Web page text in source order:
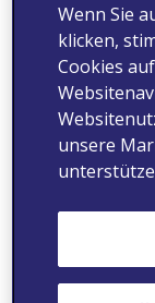
Wenn Sie
klicken,
Cookies
unsere